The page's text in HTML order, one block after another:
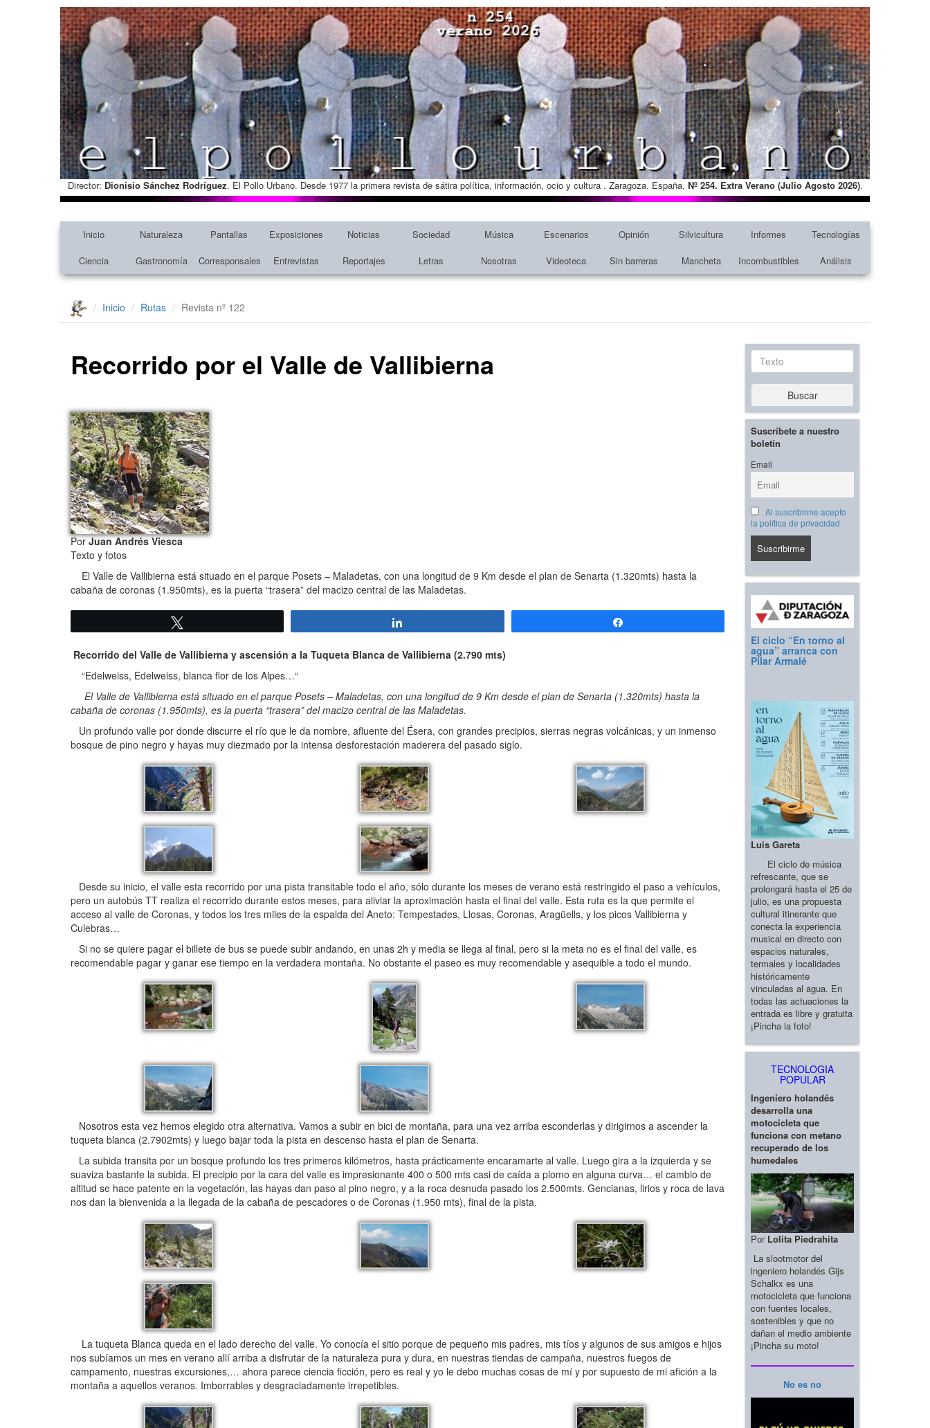
Director: Dionisio Sánchez Rodríguez. El Pollo Urbano. Desde 1977 la primera revista de sátira política, información, ocio y cultura . Zaragoza. España. Nº 254. Extra Verano (Julio Agosto 2026).
Inicio Naturaleza Pantallas Exposiciones Noticias Sociedad Música Escenarios Opinión Silvicultura Informes
Tecnologías
Ciencia
Gastronomía Corresponsales Entrevistas Reportajes Letras Nosotras Videoteca Sin barreras Mancheta Incombustibles Análisis
Inicio Rutas Revista nº 122
Recorrido por el Valle de Vallibierna
PorJuan Andrés Viesca
Texto y fotos
El Valle de Vallibierna está situado en el parque Posets – Maladetas, con una longitud de 9 Km desde el plan de Senarta (1.320mts) hasta la
cabaña de coronas (1.950mts), es la puerta “trasera” del macizo central de las Maladetas.
Recorrido del Valle de Vallibierna y ascensión a la Tuqueta Blanca de Vallibierna (2.790 mts)
“Edelweiss, Edelweiss, blanca flor de los Alpes…“
El Valle de Vallibierna está situado en el parque Posets – Maladetas, con una longitud de 9 Km desde el plan de Senarta (1.320mts) hasta la
cabaña de coronas (1.950mts), es la puerta “trasera” del macizo central de las Maladetas.
Un profundo valle por donde discurre el río que le da nombre, afluente del Ésera, con grandes precipios, sierras negras volcánicas, y un inmenso
bosque de pino negro y hayas muy diezmado por la intensa desforestación maderera del pasado siglo.
Desde su inicio, el valle esta recorrido por una pista transitable todo el año, sólo durante los meses de verano está restringido el paso a vehículos,
pero un autobús TT realiza el recorrido durante estos meses, para aliviar la aproximación hasta el final del valle. Esta ruta es la que permite el
acceso al valle de Coronas, y todos los tres miles de la espalda del Aneto: Tempestades, Llosas, Coronas, Aragüells, y los picos Vallibierna y
Culebras…
Si no se quiere pagar el billete de bus se puede subir andando, en unas 2h y media se llega al final, pero si la meta no es el final del valle, es
recomendable pagar y ganar ese tiempo en la verdadera montaña. No obstante el paseo es muy recomendable y asequible a todo el mundo.
Nosotros esta vez hemos elegido otra alternativa. Vamos a subir en bici de montaña, para una vez arriba esconderlas y dirigirnos a ascender la
tuqueta blanca (2.7902mts) y luego bajar toda la pista en descenso hasta el plan de Senarta.
La subida transita por un bosque profundo los tres primeros kilómetros, hasta prácticamente encaramarte al valle. Luego gira a la izquierda y se
suaviza bastante la subida. El precipio por la cara del valle es impresionante 400 o 500 mts casi de caída a plomo en alguna curva… el cambio de
altitud se hace patente en la vegetación, las hayas dan paso al pino negro, y a la roca desnuda pasado los 2.500mts. Gencianas, lirios y roca de lava
nos dan la bienvenida a la llegada de la cabaña de pescadores o de Coronas (1.950 mts), final de la pista.
La tuqueta Blanca queda en el lado derecho del valle. Yo conocía el sitio porque de pequeño mis padres, mis tíos y algunos de sus amigos e hijos
nos subíamos un mes en verano allí arriba a disfrutar de la naturaleza pura y dura, en nuestras tiendas de campaña, nuestros fuegos de
campamento, nuestras excursiones,… ahora parece ciencia ficción, pero es real y yo le debo muchas cosas de mí y por supuesto de mi afición a la
montaña a aquellos veranos. Imborrables y desgraciadamente irrepetibles.
Texto
Buscar
Suscríbete a nuestro
boletín
Email
Al suscribirme acepto
la política de privacidad
El ciclo “En torno al
agua” arranca con
Pilar Armalé
Luis Gareta
El ciclo de música
refrescante, que se
prolongará hasta el 25 de
julio, es una propuesta
cultural itinerante que
conecta la experiencia
musical en directo con
espacios naturales,
termales y localidades
históricamente
vinculadas al agua. En
todas las actuaciones la
entrada es libre y gratuita
¡Pincha la foto!
TECNOLOGIA
POPULAR
Ingeniero holandés
desarrolla una
motocicleta que
funciona con metano
recuperado de los
humedales
Por Lolita Piedrahita
La slootmotor del
ingeniero holandés Gijs
Schalkx es una
motocicleta que funciona
con fuentes locales,
sostenibles y que no
dañan el medio ambiente
¡Pincha su moto!
No es no